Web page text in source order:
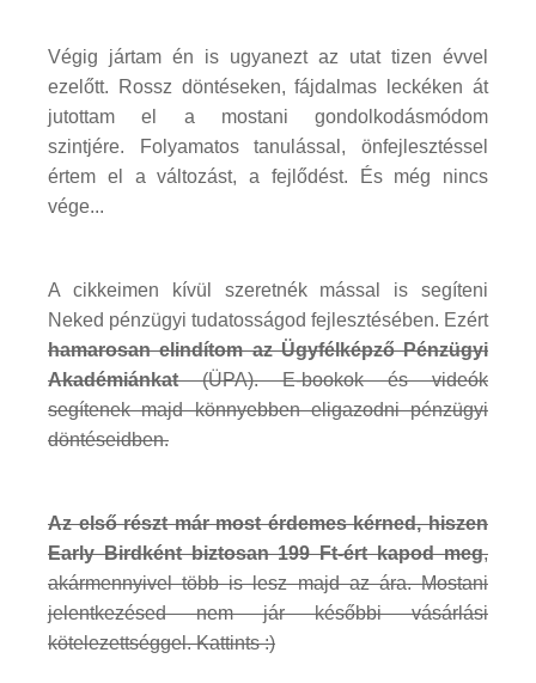
Végig jártam én is ugyanezt az utat tizen évvel
ezelőtt. Rossz döntéseken, fájdalmas leckéken át
jutottam el a mostani gondolkodásmódom
szintjére. Folyamatos tanulással, önfejlesztéssel
értem el a változást, a fejlődést. És még nincs
vége...
A cikkeimen kívül szeretnék mással is segíteni
Neked pénzügyi tudatosságod fejlesztésében. Ezért
hamarosan elindítom az Ügyfélképző Pénzügyi
Akadémiánkat(ÜPA). E-bookok és videók
segítenek majd könnyebben eligazodni pénzügyi
döntéseidben.
Az első részt már most érdemes kérned, hiszen
Early Birdként biztosan 199 Ft-ért kapod meg,
akármennyivel több is lesz majd az ára. Mostani
jelentkezésed nem jár későbbi vásárlási
kötelezettséggel. Kattints :)